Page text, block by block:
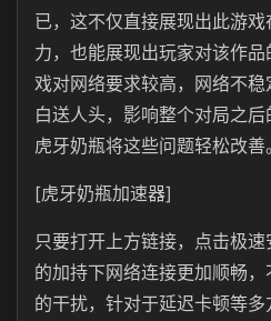
已，这不仅直接展现出此游
力，也能展现出玩家对该作
戏对网络要求较高，网络不
白送人头，影响整个对局之后
虎牙奶瓶将这些问题轻松改善。
[虎牙奶瓶加速器]
只要打开上方链接，点击极
的加持下网络连接更加顺畅
的干扰，针对于延迟卡顿等